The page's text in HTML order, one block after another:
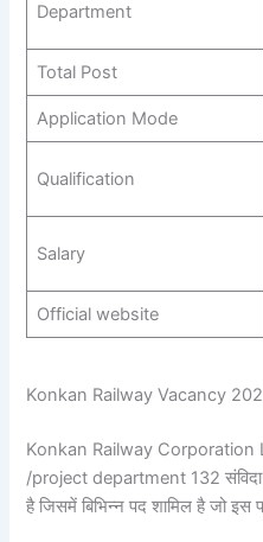
Department
Total Post
Application Mode
Qualification
Salary
Official website
Konkan Railway Vacancy
Konkan Railway Corporation
/project department 132 संविदा
है जिसमें बिभिन्न पद शामिल है जो इस